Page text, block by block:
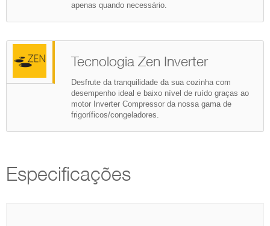
apenas quando necessário.
Tecnologia Zen Inverter
Desfrute da tranquilidade da sua cozinha com
desempenho ideal e baixo nível de ruído graças ao
motor Inverter Compressor da nossa gama de
frigoríficos/congeladores.
Especificações